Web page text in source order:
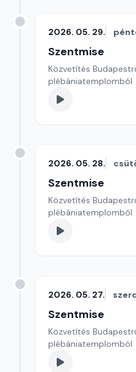
2026. 05. 29.
Szentmise
Közvetítés
plébániatemplomból
2026. 05. 28.
Szentmise
Közvetítés
plébániatemplomból
2026. 05. 27.
Szentmise
Közvetítés
plébániatemplomból